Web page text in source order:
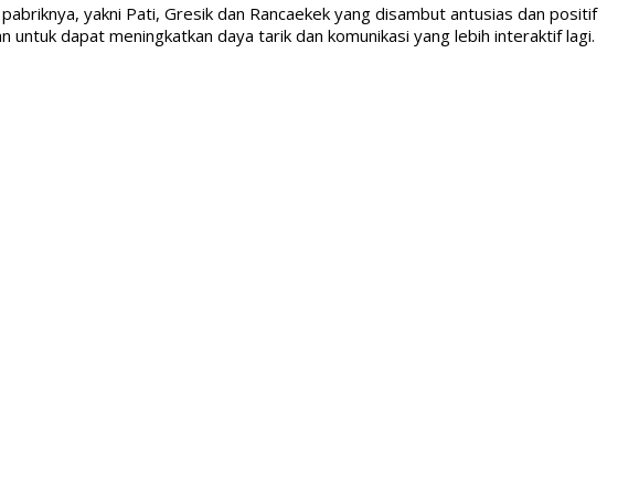
yakni Pati, Gresik dan Rancaekek yang disambut antusias dan positif
dapat meningkatkan daya tarik dan komunikasi yang lebih interaktif lagi.